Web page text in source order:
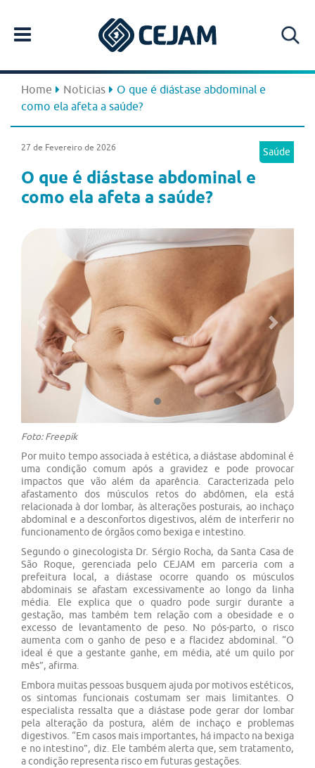
Home Noticias
O que é diástase abdominal e
como ela afeta a saúde?
Saúde
27 de Fevereiro de 2026
O que é diástase abdominal e
como ela afeta a saúde?
Previous Next
Foto: Freepik
Por muito tempo associada à estética, a diástase abdominal é
uma condição comum após a gravidez e pode provocar
impactos que vão além da aparência. Caracterizada pelo
afastamento dos músculos retos do abdômen, ela está
relacionada à dor lombar, às alterações posturais, ao inchaço
abdominal e a desconfortos digestivos, além de interferir no
funcionamento de órgãos como bexiga e intestino.
Segundo o ginecologista Dr. Sérgio Rocha, da Santa Casa de
São Roque, gerenciada pelo CEJAM em parceria com a
prefeitura local, a diástase ocorre quando os músculos
abdominais se afastam excessivamente ao longo da linha
média. Ele explica que o quadro pode surgir durante a
gestação, mas também tem relação com a obesidade e o
excesso de levantamento de peso. No pós-parto, o risco
aumenta com o ganho de peso e a flacidez abdominal. “O
ideal é que a gestante ganhe, em média, até um quilo por
mês”, afirma.
Embora muitas pessoas busquem ajuda por motivos estéticos,
os sintomas funcionais costumam ser mais limitantes. O
especialista ressalta que a diástase pode gerar dor lombar
pela alteração da postura, além de inchaço e problemas
digestivos. “Em casos mais importantes, há impacto na bexiga
e no intestino”, diz. Ele também alerta que, sem tratamento,
a condição representa risco em futuras gestações.